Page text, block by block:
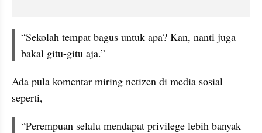
“Sekolah tempat bagus untuk apa? Kan, nanti juga
bakal gitu-gitu aja.”
Ada pula komentar miring netizen di media sosial
seperti,
“Perempuan selalu mendapat privilege lebih banyak